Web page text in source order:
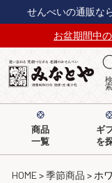
せんべいの通販な
お盆期間中
検
索
商品
一覧
ギ
を
HOME 季節商品 ホ